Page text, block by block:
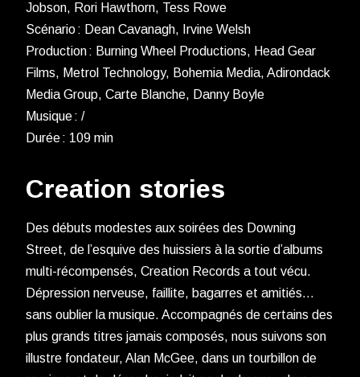
Jobson, Rori Hawthorn, Tess Rowe
Scénario : Dean Cavanagh, Irvine Welsh
Production : Burning Wheel Productions, Head Gear
Films, Metrol Technology, Bohemia Media, Adirondack
Media Group, Carte Blanche, Danny Boyle
Musique : /
Durée : 109 min
Creation stories
Des débuts modestes aux soirées des Downing
Street, de l’esquive des huissiers à la sortie d’albums
multi-récompensés, Creation Records a tout vécu.
Dépression nerveuse, faillite, bagarres et amitiés…
sans oublier la musique. Accompagnés de certains des
plus grands titres jamais composés, nous suivons son
illustre fondateur, Alan McGee, dans un tourbillon de